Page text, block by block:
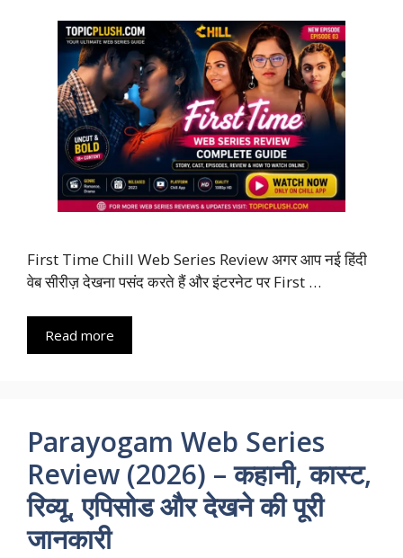
First Time Chill Web Series Review अगर आप नई हिंदी
वेब सीरीज़ देखना पसंद करते हैं और इंटरनेट पर First …
Read more
Parayogam Web Series
Review (2026) – कहानी, कास्ट,
रिव्यू, एपिसोड और देखने की पूरी
जानकारी